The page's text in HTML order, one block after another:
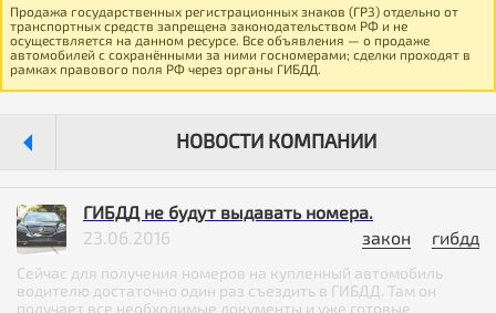
Продажа государственных регистрационных знаков (ГРЗ) отдельно от
транспортных средств запрещена законодательством РФ и не
осуществляется на данном ресурсе. Все объявления — о продаже
автомобилей с сохранёнными за ними госномерами; сделки проходят в
рамках правового поля РФ через органы ГИБДД.
НОВОСТИ КОМПАНИИ
ГИБДД не будут выдавать номера.
23.06.2016
закон гибдд
Сейчас для получения номеров на купленный автомобиль
водителю достаточно один раз съездить в ГИБДД. Там он
получает все необходимые документы и уже готовые